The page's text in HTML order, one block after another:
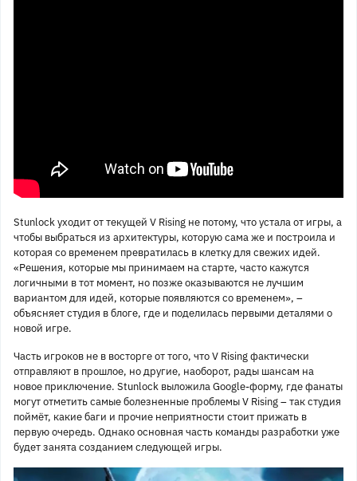
Stunlock уходит от текущей V Rising не потому, что устала от игры, а
чтобы выбраться из архитектуры, которую сама же и построила и
которая со временем превратилась в клетку для свежих идей.
«Решения, которые мы принимаем на старте, часто кажутся
логичными в тот момент, но позже оказываются не лучшим
вариантом для идей, которые появляются со временем», –
объясняет студия в блоге, где и поделилась первыми деталями о
новой игре.
Часть игроков не в восторге от того, что V Rising фактически
отправляют в прошлое, но другие, наоборот, рады шансам на
новое приключение. Stunlock выложила Google-форму, где фанаты
могут отметить самые болезненные проблемы V Rising – так студия
поймёт, какие баги и прочие неприятности стоит прижать в
первую очередь. Однако основная часть команды разработки уже
будет занята созданием следующей игры.